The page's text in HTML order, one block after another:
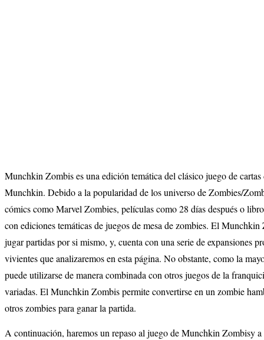
Munchkin Zombis es una edición temática del clásico juego de
Munchkin. Debido a la popularidad de los universo de Zombies/
cómics como Marvel Zombies, películas como 28 días después o
con ediciones temáticas de juegos de mesa de zombies. El
jugar partidas por si mismo, y, cuenta con una serie de expansiones
vivientes que analizaremos en esta página. No obstante, como la
puede utilizarse de manera combinada con otros juegos de la
variadas. El Munchkin Zombis permite convertirse en un zombie
otros zombies para ganar la partida.
A continuación, haremos un repaso al juego de Munchkin Zombisy a